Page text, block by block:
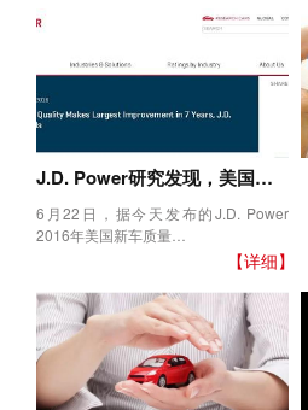
J.D. Power研究发现，美国…
6月22日，据今天发布的J.D. Power
2016年美国新车质量…
【详细】